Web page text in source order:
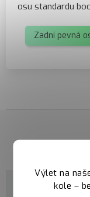
Výlet na
kole –
osu standardu
Zadní pevná
Kategorie